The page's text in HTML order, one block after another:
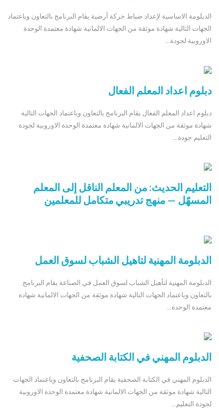
الدبلومة الاساسية لإعداد ضباط حركة أرضية يقام البرنامج بالتعاون وباعتماد
الجهات التالية شهادة موثقة من الجهات الالمانية شهادة معتمدة الوحدة
الاوروبية لجودة...
دبلوم اعداد المعلم الفعال
دبلوم اعداد المعلم الفعال يقام البرنامج بالتعاون وباعتماد الجهات التالية
شهادة موثقة من الجهات الالمانية شهادة معتمدة الوحدة الاوروبية لجودة
التعليم جودة...
التعليم الحديث: من المعلم الناقل إلى المعلم
المسهّل — منهج تدريبي متكامل للمعلمين
الدبلومة المهنية لتاهيل الشباب لسوق العمل
الدبلومة المهنية لتأهيل الشباب لسوق العمل في الصناعة يقام البرنامج
بالتعاون وباعتماد الجهات التالية شهادة موثقة من الجهات الالمانية شهادة
معتمدة الوحدة...
الدبلوم المهني في الكتابة الصحفية
الدبلوم المهني في الكتابة الصحفية يقام البرنامج بالتعاون وباعتماد الجهات
التالية شهادة موثقة من الجهات الالمانية شهادة معتمدة الوحدة الاوروبية
لجودة التعليم...